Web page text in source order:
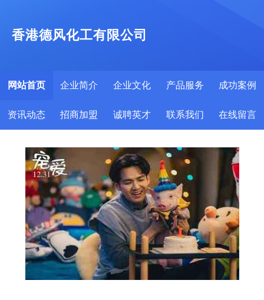
香港德风化工有限公司
网站首页 企业简介 企业文化 产品服务 成功案例
资讯动态 招商加盟 诚聘英才 联系我们 在线留言